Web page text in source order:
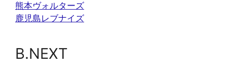
熊本ヴォルターズ
鹿児島レブナイズ
B.NEXT